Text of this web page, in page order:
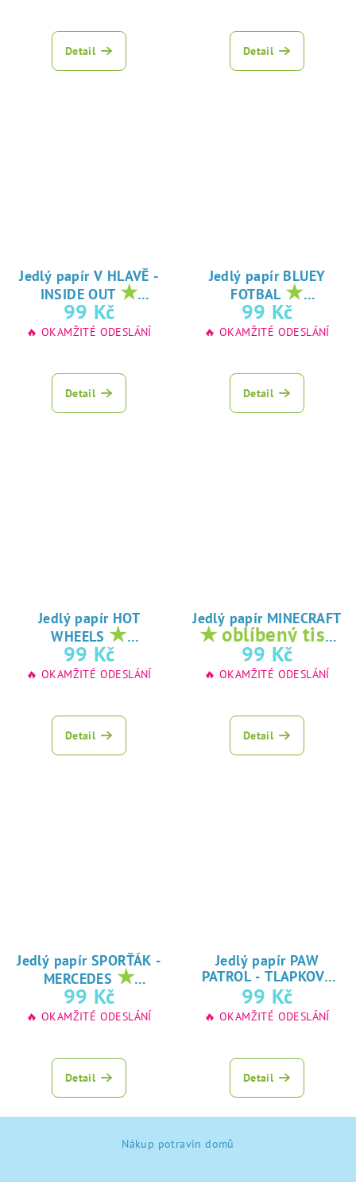
Detail Detail
Jedlý papír V HLAVĚ -
INSIDE OUT ★
oblíbený tisk na
jedlý papír
99 Kč
🔥 OKAMŽITÉ ODESLÁNÍ
Detail
Jedlý papír BLUEY
FOTBAL ★
oblíbený tisk na
jedlý papír
99 Kč
🔥 OKAMŽITÉ ODESLÁNÍ
Detail
Jedlý papír HOT
WHEELS ★
oblíbený tisk na
jedlý papír
99 Kč
🔥 OKAMŽITÉ ODESLÁNÍ
Detail
Jedlý papír MINECRAFT
★ oblíbený tisk
na jedlý papír
99 Kč
🔥 OKAMŽITÉ ODESLÁNÍ
Detail
Jedlý papír SPORŤÁK -
MERCEDES ★
oblíbený tisk na
jedlý papír
99 Kč
🔥 OKAMŽITÉ ODESLÁNÍ
Detail
Jedlý papír PAW
PATROL - TLAPKOVÁ
PATROLA★
oblíbený tisk na
jedlý papír
99 Kč
🔥 OKAMŽITÉ ODESLÁNÍ
Detail
Nákup potravin domů